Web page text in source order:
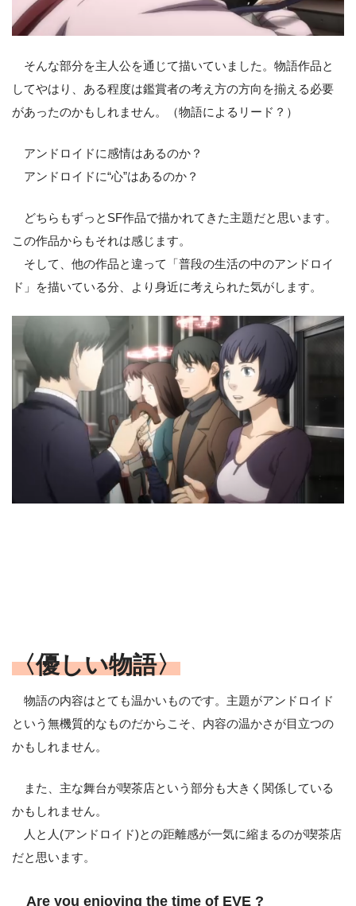
そんな部分を主人公を通じて描いていました。物語作品と
してやはり、ある程度は鑑賞者の考え方の方向を揃える必要
があったのかもしれません。（物語によるリード？）
アンドロイドに感情はあるのか？
アンドロイドに“心”はあるのか？
どちらもずっとSF作品で描かれてきた主題だと思います。
この作品からもそれは感じます。
そして、他の作品と違って「普段の生活の中のアンドロイ
ド」を描いている分、より身近に考えられた気がします。
〈優しい物語〉
物語の内容はとても温かいものです。主題がアンドロイド
という無機質的なものだからこそ、内容の温かさが目立つの
かもしれません。
また、主な舞台が喫茶店という部分も大きく関係している
かもしれません。
人と人(アンドロイド)との距離感が一気に縮まるのが喫茶店
だと思います。
Are you enjoying the time of EVE ?